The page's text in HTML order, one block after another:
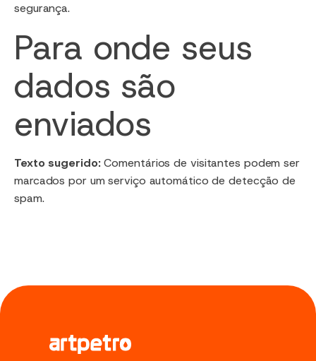
segurança.
Para onde seus
dados são
enviados
Texto sugerido:Comentários de visitantes podem ser
marcados por um serviço automático de detecção de
spam.